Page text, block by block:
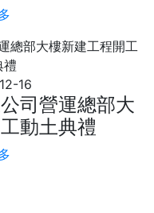
16
司營運總部大
動土典禮